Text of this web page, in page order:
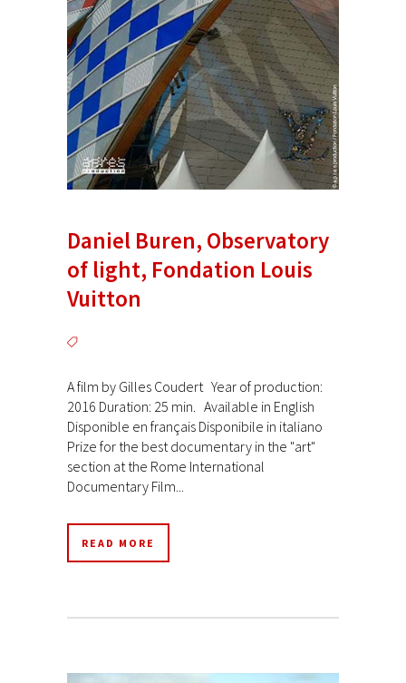
Daniel Buren, Observatory
of light, Fondation Louis
Vuitton
A film by Gilles Coudert Year of production:
2016 Duration: 25 min. Available in English
Disponible en français Disponibile in italiano
Prize for the best documentary in the "art"
section at the Rome International
Documentary Film...
READ MORE